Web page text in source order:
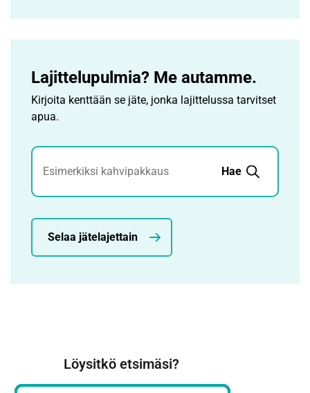
Lajittelupulmia? Me autamme.
Kirjoita kenttään se jäte, jonka lajittelussa tarvitset
apua.
Jätehaku
Hae
Selaa jätelajettain
Löysitkö etsimäsi?